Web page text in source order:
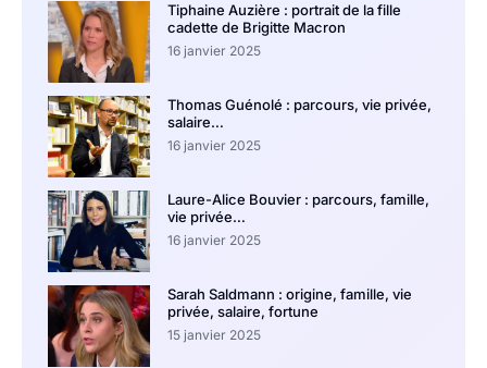
Tiphaine Auzière : portrait de la fille
cadette de Brigitte Macron
16 janvier 2025
Thomas Guénolé : parcours, vie privée,
salaire…
16 janvier 2025
Laure-Alice Bouvier : parcours, famille,
vie privée…
16 janvier 2025
Sarah Saldmann : origine, famille, vie
privée, salaire, fortune
15 janvier 2025